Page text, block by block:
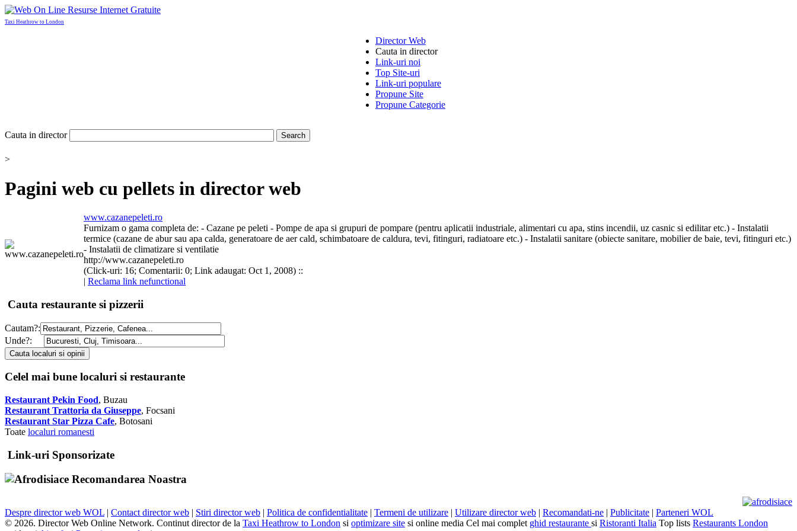
Taxi Heathrow to London
Director Web
Cauta in director
Link-uri noi
Top Site-uri
Link-uri populare
Propune Site
Propune Categorie
Cauta in director
>
Pagini web cu pellets in director web
www.cazanepeleti.ro
Furnizam o gama completa de: - Cazane pe peleti - Pompe de apa si grupuri de pompare (pentru aplicatii industriale, alimentari cu apa, stins incendii, uz casnic si edilitar etc.) - Instalatii
termice (cazane de abur sau apa calda, generatoare de aer cald, schimbatoare de caldura, tevi, fitinguri, radiatoare etc.) - Instalatii sanitare (obiecte sanitare, mobilier de baie, tevi, fitinguri etc.)
- Instalatii de climatizare si ventilatie
http://www.cazanepeleti.ro
(Click-uri: 16; Comentarii: 0; Link adaugat: Oct 1, 2008) ::
| Reclama link nefunctional
Cauta restaurante si pizzerii
Cautam?:
Unde?:
Celel mai bune localuri si restaurante
Restaurant Pekin Food, Buzau
Restaurant Trattoria da Giuseppe, Focsani
Restaurant Star Pizza Cafe, Botosani
Toate localuri romanesti
Link-uri Sponsorizate
Recomandarea Noastra
Despre director web WOL | Contact director web | Stiri director web | Politica de confidentialitate | Termeni de utilizare | Utilizare director web | Recomandati-ne | Publicitate | Parteneri WOL
© 2026. Director Web Online Network. Continut director de la Taxi Heathrow to London si optimizare site si online media Cel mai complet ghid restaurante si Ristoranti Italia Top lists Restaurants London